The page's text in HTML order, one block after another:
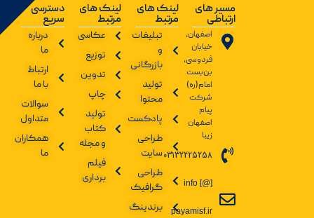
مسیر های
ارتباطی
اصفهان،
خیابان
فردوسی،
بن‌بست
امام(ره)
شرکت
پیام
اصفهان
زیبا
03132225258
info [@]
payamisf.ir
لینک های
مرتبط
تبلیغات
و
بازرگانی
تولید
محتوا
پادکست
طراحی
سایت
طراحی
گرافیک
برندینگ
لینک های
مرتبط
عکاسی
توزیع
تدوین
چاپ
تولید
کتاب
و مجله
فیلم
برداری
دسترسی
سریع
درباره
ما
ارتباط
با ما
سوالات
متداول
همکاران
ما